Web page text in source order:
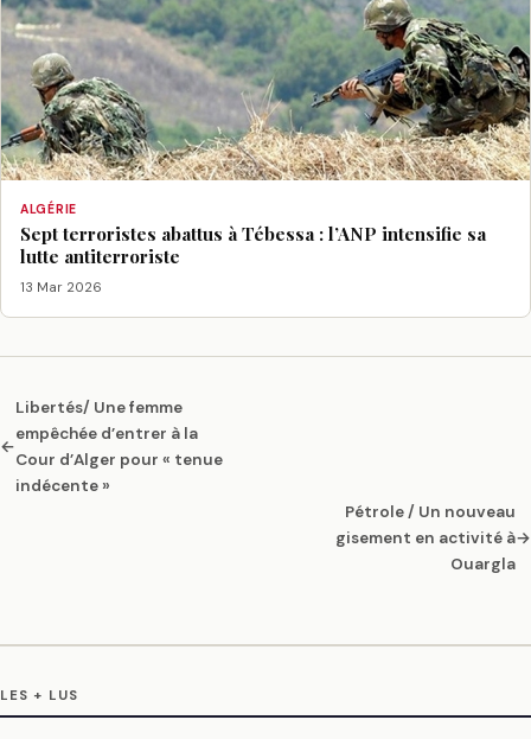
ALGÉRIE
Sept terroristes abattus à Tébessa : l’ANP intensifie sa
lutte antiterroriste
13 Mar 2026
←
Libertés/ Une femme
empêchée d’entrer à la
Cour d’Alger pour « tenue
indécente »
Pétrole / Un nouveau
gisement en activité à
Ouargla
→
LES + LUS